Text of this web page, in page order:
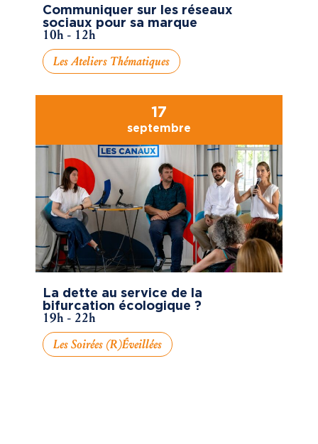
Communiquer sur les réseaux
sociaux pour sa marque
10h - 12h
Les Ateliers Thématiques
17
septembre
La dette au service de la
bifurcation écologique ?
19h - 22h
Les Soirées (R)éveillées